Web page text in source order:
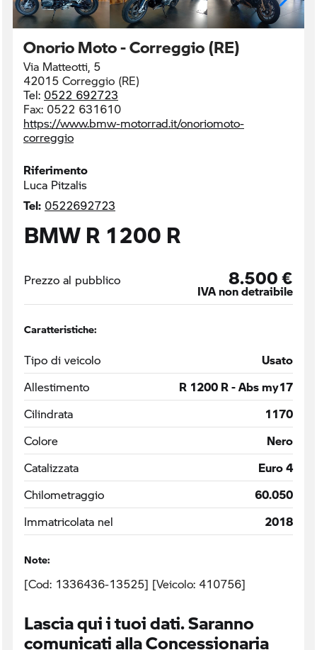
Onorio Moto - Correggio (RE)
Via Matteotti, 5
42015 Correggio (RE)
Tel: 0522 692723
Fax: 0522 631610
https://www.bmw-motorrad.it/onoriomoto-
correggio
Riferimento
Luca Pitzalis
Tel: 0522692723
BMW R 1200 R
Prezzo al pubblico 8.500 €
IVA non detraibile
Caratteristiche:
Tipo di veicolo
Usato
Allestimento
R 1200 R - Abs my17
Cilindrata
1170
Colore
Nero
Catalizzata
Euro 4
Chilometraggio
60.050
Immatricolata nel
2018
Note:
[Cod: 1336436-13525] [Veicolo: 410756]
Lascia qui i tuoi dati. Saranno
comunicati alla Concessionaria